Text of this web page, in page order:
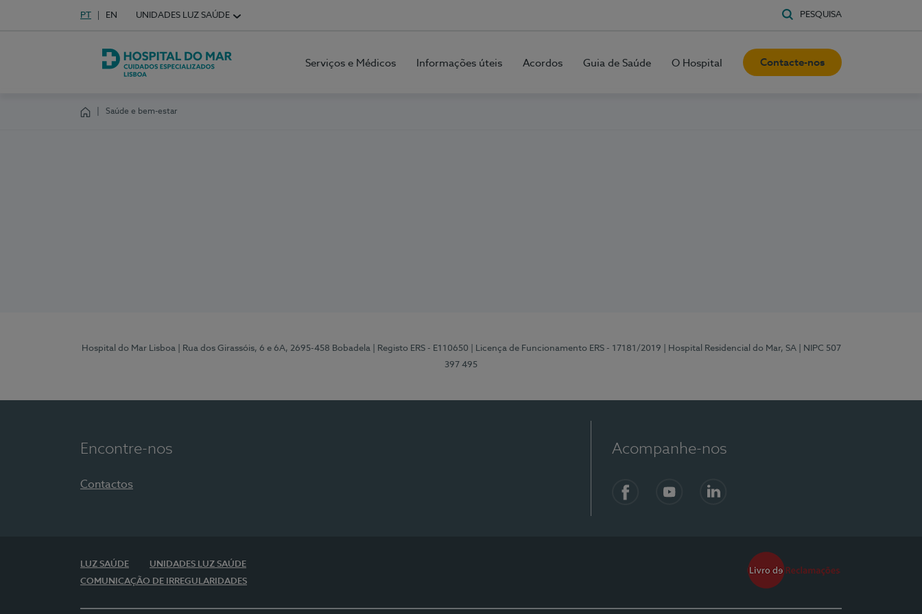
Escolha o seu idioma
Idioma em Português
PT English Language
EN UNIDADES LUZ SAÚDE PESQUISA
Hospital do Mar Lisboa
Serviços e Médicos Informações úteis Acordos Guia de Saúde O Hospital Contacte-nos
Saúde e bem-estar
Hospital do Mar Lisboa | Rua dos Girassóis, 6 e 6A, 2695-458 Bobadela | Registo ERS - E110650 | Licença de Funcionamento ERS - 17181/2019 | Hospital Residencial do Mar, SA
| NIPC 507
397 495
Encontre-nos
Contactos
Acompanhe-nos
LUZ SAÚDE
UNIDADES LUZ SAÚDE
COMUNICAÇÃO DE IRREGULARIDADES